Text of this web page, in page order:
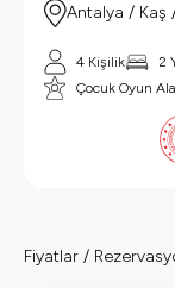
Antalya / Kaş
4 Kişilik 2
Çocuk Oyun
Fiyatlar /